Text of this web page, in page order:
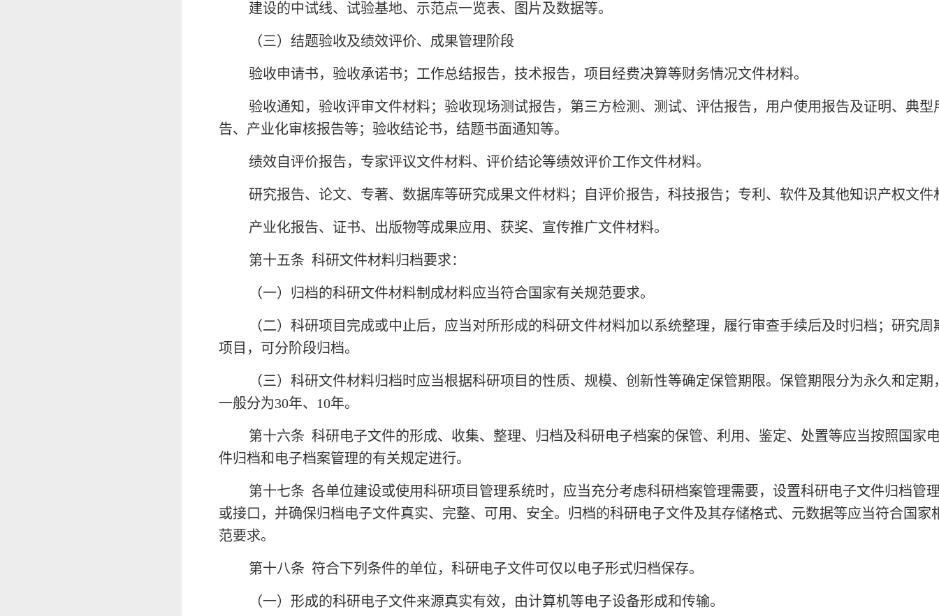
建设的中试线、试验基地、示范点一览表、图片及数据等。
（三）结题验收及绩效评价、成果管理阶段
验收申请书，验收承诺书；工作总结报告，技术报告，项目经费决算等财务情况文件材料。
验收通知，验收评审文件材料；验收现场测试报告，第三方检测、测试、评估报告，用户使用报告及证明、典型
告、产业化审核报告等；验收结论书，结题书面通知等。
绩效自评价报告，专家评议文件材料、评价结论等绩效评价工作文件材料。
研究报告、论文、专著、数据库等研究成果文件材料；自评价报告，科技报告；专利、软件及其他知识产权文件
产业化报告、证书、出版物等成果应用、获奖、宣传推广文件材料。
第十五条 科研文件材料归档要求：
（一）归档的科研文件材料制成材料应当符合国家有关规范要求。
（二）科研项目完成或中止后，应当对所形成的科研文件材料加以系统整理，履行审查手续后及时归档；研究周
项目，可分阶段归档。
（三）科研文件材料归档时应当根据科研项目的性质、规模、创新性等确定保管期限。保管期限分为永久和定期
一般分为30年、10年。
第十六条 科研电子文件的形成、收集、整理、归档及科研电子档案的保管、利用、鉴定、处置等应当按照国家
件归档和电子档案管理的有关规定进行。
第十七条 各单位建设或使用科研项目管理系统时，应当充分考虑科研档案管理需要，设置科研电子文件归档管
或接口，并确保归档电子文件真实、完整、可用、安全。归档的科研电子文件及其存储格式、元数据等应当符合国家
范要求。
第十八条 符合下列条件的单位，科研电子文件可仅以电子形式归档保存。
（一）形成的科研电子文件来源真实有效，由计算机等电子设备形成和传输。